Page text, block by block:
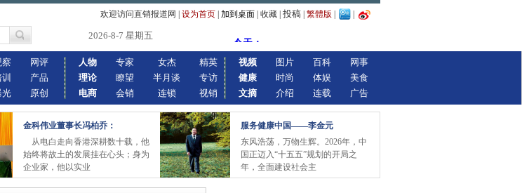
欢迎访问直销报道网 设为首页 加到桌面 收藏 投稿 繁體版
2026-8-7 星期五
察
光
网评
产品
原创
人物
理论
电商
专家
瞭望
会销
女杰
半月谈
连锁
精英
专访
视销
视频
健康
文摘
图片
时尚
介绍
百科
体娱
连载
网事
美食
广告
金科伟业董事长冯柏乔：
从电白走向香港深耕数十载，他
始终将故土的发展挂在心头；身为
企业家，他以实业
服务健康中国——李金元
东风浩荡，万物生辉。2026年，中
国正迈入“十五五”规划的开局之
年，全面建设社会主